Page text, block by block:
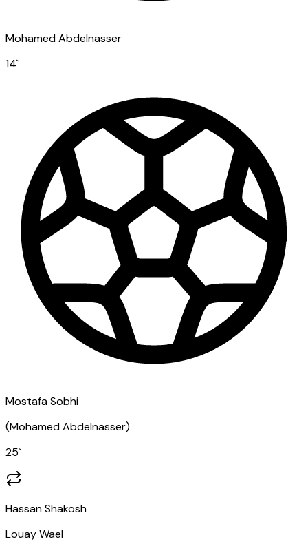
Mohamed Abdelnasser
14`
Mostafa Sobhi
(Mohamed Abdelnasser)
25`
Hassan Shakosh
Louay Wael